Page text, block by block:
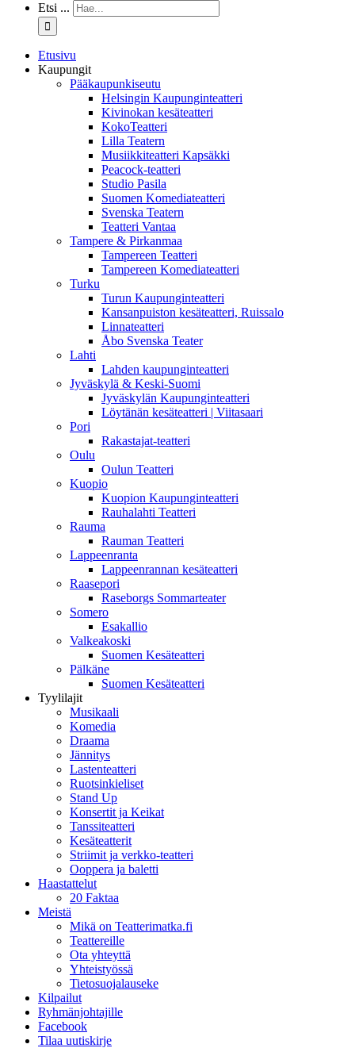
Etsi ...
Etusivu
Kaupungit
Pääkaupunkiseutu
Helsingin Kaupunginteatteri
Kivinokan kesäteatteri
KokoTeatteri
Lilla Teatern
Musiikkiteatteri Kapsäkki
Peacock-teatteri
Studio Pasila
Suomen Komediateatteri
Svenska Teatern
Teatteri Vantaa
Tampere & Pirkanmaa
Tampereen Teatteri
Tampereen Komediateatteri
Turku
Turun Kaupunginteatteri
Kansanpuiston kesäteatteri, Ruissalo
Linnateatteri
Åbo Svenska Teater
Lahti
Lahden kaupunginteatteri
Jyväskylä & Keski-Suomi
Jyväskylän Kaupunginteatteri
Löytänän kesäteatteri | Viitasaari
Pori
Rakastajat-teatteri
Oulu
Oulun Teatteri
Kuopio
Kuopion Kaupunginteatteri
Rauhalahti Teatteri
Rauma
Rauman Teatteri
Lappeenranta
Lappeenrannan kesäteatteri
Raasepori
Raseborgs Sommarteater
Somero
Esakallio
Valkeakoski
Suomen Kesäteatteri
Pälkäne
Suomen Kesäteatteri
Tyylilajit
Musikaali
Komedia
Draama
Jännitys
Lastenteatteri
Ruotsinkieliset
Stand Up
Konsertit ja Keikat
Tanssiteatteri
Kesäteatterit
Striimit ja verkko-teatteri
Ooppera ja baletti
Haastattelut
20 Faktaa
Meistä
Mikä on Teatterimatka.fi
Teattereille
Ota yhteyttä
Yhteistyössä
Tietosuojalauseke
Kilpailut
Ryhmänjohtajille
Facebook
Tilaa uutiskirje